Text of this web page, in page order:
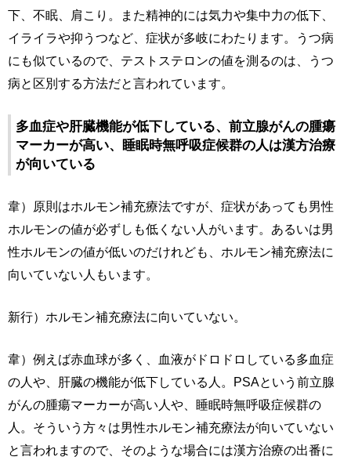
下、不眠、肩こり。また精神的には気力や集中力の低下、
イライラや抑うつなど、症状が多岐にわたります。うつ病
にも似ているので、テストステロンの値を測るのは、うつ
病と区別する方法だと言われています。
多血症や肝臓機能が低下している、前立腺がんの腫瘍
マーカーが高い、睡眠時無呼吸症候群の人は漢方治療
が向いている
韋）原則はホルモン補充療法ですが、症状があっても男性
ホルモンの値が必ずしも低くない人がいます。あるいは男
性ホルモンの値が低いのだけれども、ホルモン補充療法に
向いていない人もいます。
新行）ホルモン補充療法に向いていない。
韋）例えば赤血球が多く、血液がドロドロしている多血症
の人や、肝臓の機能が低下している人。PSAという前立腺
がんの腫瘍マーカーが高い人や、睡眠時無呼吸症候群の
人。そういう方々は男性ホルモン補充療法が向いていない
と言われますので、そのような場合には漢方治療の出番に